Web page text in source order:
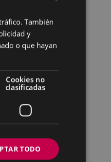
BASQUE
También
y
o que hayan
Cookies no
clasificadas
TODO